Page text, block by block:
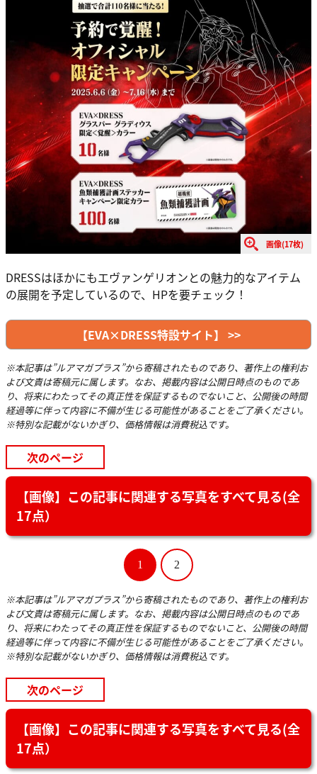
画像(17枚)
DRESSはほかにもエヴァンゲリオンとの魅力的なアイテム
の展開を予定しているので、HPを要チェック！
【EVA×DRESS特設サイト】 >>
※本記事は”ルアマガプラス”から寄稿されたものであり、著作上の権利お
よび文責は寄稿元に属します。なお、掲載内容は公開日時点のものであ
り、将来にわたってその真正性を保証するものでないこと、公開後の時間
経過等に伴って内容に不備が生じる可能性があることをご了承ください。
※特別な記載がないかぎり、価格情報は消費税込です。
次のページ
【画像】この記事に関連する写真をすべて見る(全
17点）
1 2
※本記事は”ルアマガプラス”から寄稿されたものであり、著作上の権利お
よび文責は寄稿元に属します。なお、掲載内容は公開日時点のものであ
り、将来にわたってその真正性を保証するものでないこと、公開後の時間
経過等に伴って内容に不備が生じる可能性があることをご了承ください。
※特別な記載がないかぎり、価格情報は消費税込です。
次のページ
【画像】この記事に関連する写真をすべて見る(全
17点）